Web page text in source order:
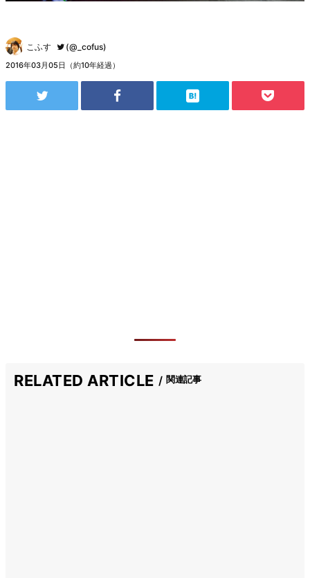
こふす (@_cofus)
2016年03月05日（約10年経過）
RELATED ARTICLE 関連記事